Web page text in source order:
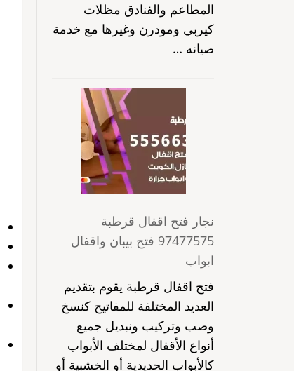
المطاعم والفنادق مظلات
كيربي ومودرن وغيرها مع خدمة
صيانه …
نجار فتح اقفال قرطبة
97477575 فتح بيبان واقفال
ابواب
فتح اقفال قرطبة يقوم بتقديم
العديد المختلفة للمفاتيح كنسخ
وصب وتركيب ونبديل جميع
أنواع الأقفال لمختلف الأبواب
كالأبواب الحديدية أو الخشبية أو